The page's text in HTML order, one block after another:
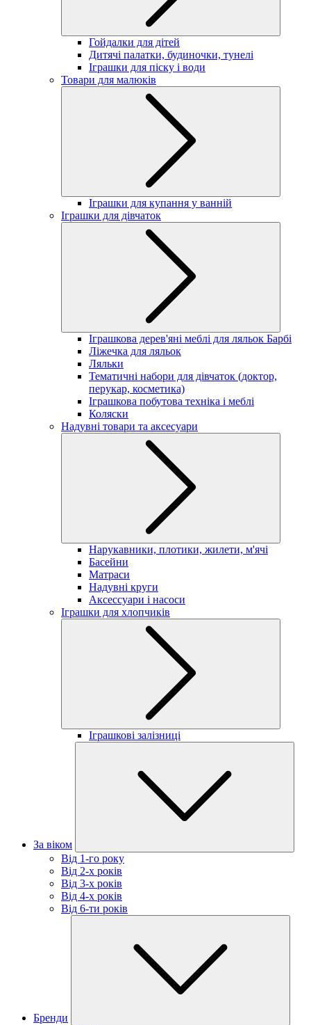
Гойдалки для дітей
Дитячі палатки, будиночки, тунелі
Іграшки для піску і води
Товари для малюків
Іграшки для купання у ванній
Іграшки для дівчаток
Іграшкова дерев'яні меблі для ляльок Барбі
Ліжечка для ляльок
Ляльки
Тематичні набори для дівчаток (доктор,
перукар, косметика)
Іграшкова побутова техніка і меблі
Коляски
Надувні товари та аксесуари
Нарукавники, плотики, жилети, м'ячі
Басейни
Матраси
Надувні круги
Аксессуари і насоси
Іграшки для хлопчиків
Іграшкові залізниці
За віком
Від 1-го року
Від 2-х років
Від 3-х років
Від 4-х років
Від 6-ти років
Бренди